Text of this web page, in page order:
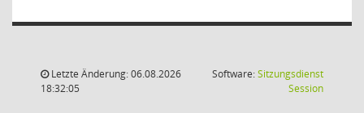
Letzte Änderung: 06.08.2026
18:32:05
Software:Sitzungsdienst
Session(Wird in